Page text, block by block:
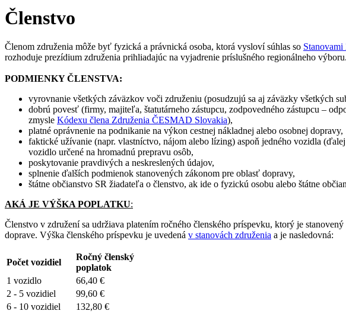
Členstvo
Členom združenia môže byť fyzická a právnická osoba, ktorá vysloví súhlas so
rozhoduje prezídium združenia prihliadajúc na vyjadrenie príslušného regionálneho
PODMIENKY ČLENSTVA:
vyrovnanie všetkých záväzkov voči združeniu (posudzujú sa aj záväzky všetkých
dobrú povesť (firmy, majiteľa, štatutárneho zástupcu, zodpovedného zástupcu –
zmysle Kódexu člena Združenia ČESMAD Slovakia),
platné oprávnenie na podnikanie na výkon cestnej nákladnej alebo osobnej dopravy,
faktické užívanie (napr. vlastníctvo, nájom alebo lízing) aspoň jedného vozidla
vozidlo určené na hromadnú prepravu osôb,
poskytovanie pravdivých a neskreslených údajov,
splnenie ďalších podmienok stanovených zákonom pre oblasť dopravy,
štátne občianstvo SR žiadateľa o členstvo, ak ide o fyzickú osobu alebo štátne
AKÁ JE VÝŠKA POPLATKU:
Členstvo v združení sa udržiava platením ročného členského príspevku, ktorý je
doprave. Výška členského príspevku je uvedená v stanovách združenia a je nasledovná:
Počet vozidiel
Ročný členský
poplatok
1 vozidlo
66,40 €
2 - 5 vozidiel
99,60 €
6 - 10 vozidiel
132,80 €